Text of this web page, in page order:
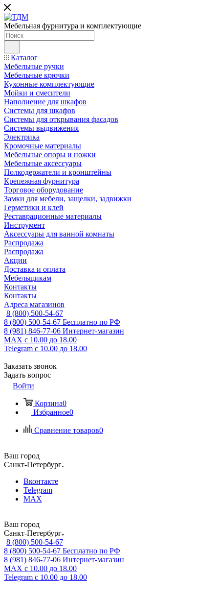
Мебельная фурнитура и комплектующие
Каталог
Мебельные ручки
Мебельные крючки
Кухонные комплектующие
Мойки и смесители
Наполнение для шкафов
Cистемы для шкафов
Системы для открывания фасадов
Системы выдвижения
Электрика
Кромочные материалы
Мебельные опоры и ножки
Мебельные аксессуары
Полкодержатели и кронштейны
Крепежная фурнитура
Торговое оборудование
Замки для мебели, защелки, задвижки
Герметики и клей
Реставрационные материалы
Инструмент
Аксессуары для ванной комнаты
Распродажа
Распродажа
Акции
Доставка и оплата
Мебельщикам
Контакты
Контакты
Адреса магазинов
8 (800) 500-54-67
8 (800) 500-54-67 Бесплатно по РФ
8 (981) 846-77-06 Интернет-магазин
MAX с 10.00 до 18.00
Telegram с 10.00 до 18.00
Заказать звонок
Задать вопрос
Войти
Корзина0
Избранное0
Сравнение товаров0
Ваш город
Санкт-Петербург
Вконтакте
Telegram
MAX
Ваш город
Санкт-Петербург
8 (800) 500-54-67
8 (800) 500-54-67 Бесплатно по РФ
8 (981) 846-77-06 Интернет-магазин
MAX с 10.00 до 18.00
Telegram с 10.00 до 18.00